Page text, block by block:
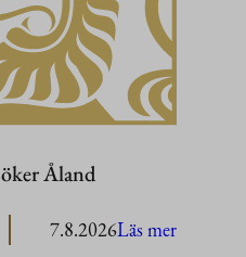
Åland
7.8.2026Läs mer: